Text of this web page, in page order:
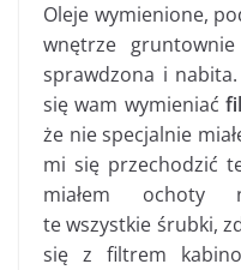
Oleje wymienione,
wnętrze
sprawdzona i nabita.
się wam wymieniać
że nie specjalnie
mi się przechodzić
miałem
te wszystkie śrubki,
się z filtrem